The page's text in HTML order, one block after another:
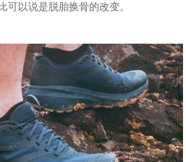
可以说是脱胎换骨的改变。